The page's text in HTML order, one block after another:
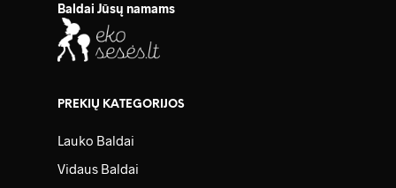
Baldai Jūsų namams
PREKIŲ KATEGORIJOS
Lauko Baldai
Vidaus Baldai